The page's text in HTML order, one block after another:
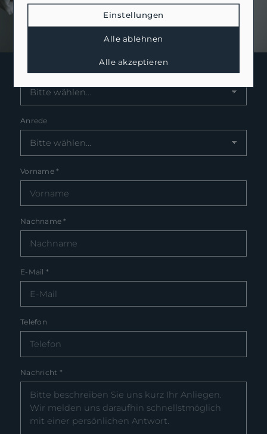
Schutz Ihrer Privatsphäre und Ihres
Anrede
Vorname*
Nachname*
E-Mail *
Telefon
Nachricht *
Einstellungen
Alle ablehnen
Alle akzeptieren